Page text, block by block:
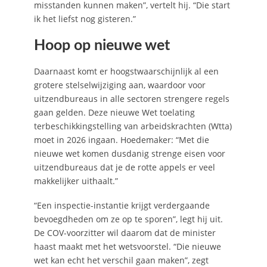
misstanden kunnen maken”, vertelt hij. “Die start
ik het liefst nog gisteren.”
Hoop op nieuwe wet
Daarnaast komt er hoogstwaarschijnlijk al een
grotere stelselwijziging aan, waardoor voor
uitzendbureaus in alle sectoren strengere regels
gaan gelden. Deze nieuwe Wet toelating
terbeschikkingstelling van arbeidskrachten (Wtta)
moet in 2026 ingaan. Hoedemaker: “Met die
nieuwe wet komen dusdanig strenge eisen voor
uitzendbureaus dat je de rotte appels er veel
makkelijker uithaalt.”
“Een inspectie-instantie krijgt verdergaande
bevoegdheden om ze op te sporen”, legt hij uit.
De COV-voorzitter wil daarom dat de minister
haast maakt met het wetsvoorstel. “Die nieuwe
wet kan echt het verschil gaan maken”, zegt